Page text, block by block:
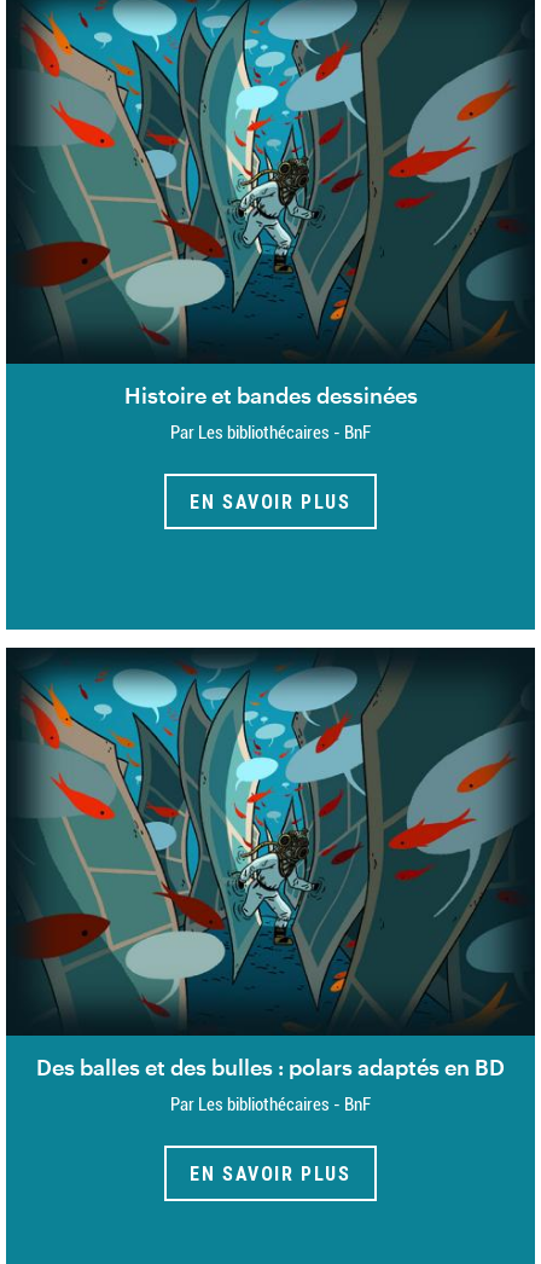
Histoire et bandes dessinées
Par Les bibliothécaires - BnF
EN SAVOIR PLUS
Des balles et des bulles : polars adaptés en BD
Par Les bibliothécaires - BnF
EN SAVOIR PLUS